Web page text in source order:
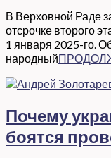
В Верховной Раде
отсрочке второго
1 января 2025-го.
народный
Почему
боятся